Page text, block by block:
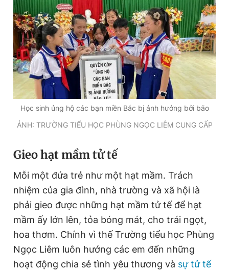
Học sinh ủng hộ các bạn miền Bắc bị ảnh hưởng bởi bão
ẢNH: TRƯỜNG TIỂU HỌC PHÙNG NGỌC LIÊM CUNG CẤP
Gieo hạt mầm tử tế
Mỗi một đứa trẻ như một hạt mầm. Trách
nhiệm của gia đình, nhà trường và xã hội là
phải gieo được những hạt mầm tử tế để hạt
mầm ấy lớn lên, tỏa bóng mát, cho trái ngọt,
hoa thơm. Chính vì thế Trường tiểu học Phùng
Ngọc Liêm luôn hướng các em đến những
hoạt động chia sẻ tình yêu thương và sự tử tế